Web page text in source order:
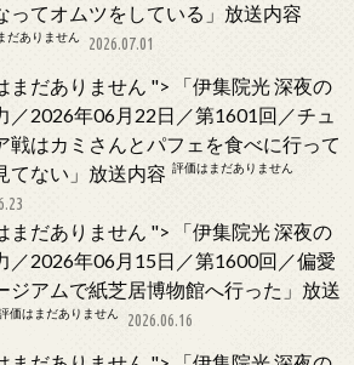
ってオムツをしている」放送内容
だありません 2026.07.01
まだありません ">
「伊集院光 深夜の
／2026年06月22日／第1601回／チュ
戦はカミさんとパフェを食べに行って
てない」放送内容 評価はまだありません
まだありません ">
「伊集院光 深夜の
／2026年06月15日／第1600回／偏愛
ジアムで紙芝居博物館へ行った」放送
価はまだありません 2026.06.16